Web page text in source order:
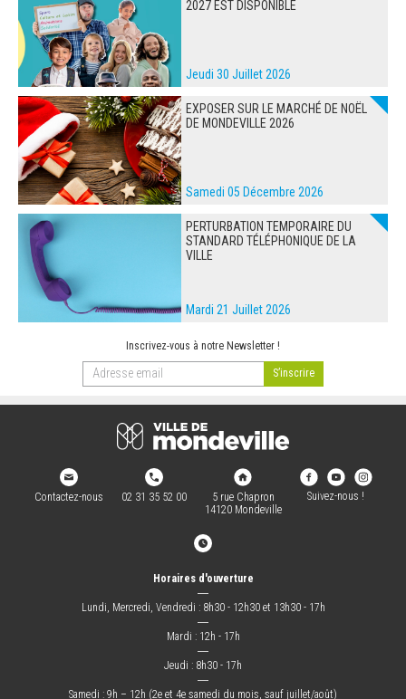
2027 EST DISPONIBLE
Jeudi 30 Juillet 2026
EXPOSER SUR LE MARCHÉ DE NOËL
DE MONDEVILLE 2026
Samedi 05 Décembre 2026
PERTURBATION TEMPORAIRE DU
STANDARD TÉLÉPHONIQUE DE LA
VILLE
Mardi 21 Juillet 2026
Inscrivez-vous à notre Newsletter !
Contactez-nous 02 31 35 52 00
5 rue Chapron
14120 Mondeville
Suivez-nous !
Horaires d'ouverture
―
Lundi, Mercredi, Vendredi : 8h30 - 12h30 et 13h30 - 17h
―
Mardi : 12h - 17h
―
Jeudi : 8h30 - 17h
―
Samedi : 9h – 12h (2e et 4e samedi du mois, sauf juillet/août)